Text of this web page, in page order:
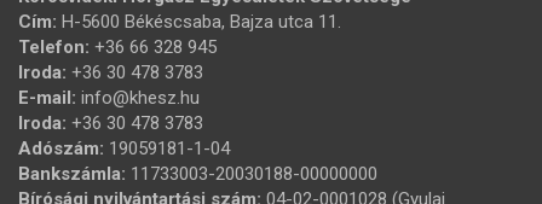
Cím: H-5600 Békéscsaba, Bajza utca 11.
Telefon: +36 66 328 945
Iroda: +36 30 478 3783
E-mail: info@khesz.hu
Iroda: +36 30 478 3783
Adószám: 19059181-1-04
Bankszámla: 11733003-20030188-00000000
Bírósági nyilvántartási szám: 04-02-0001028 (Gyulai